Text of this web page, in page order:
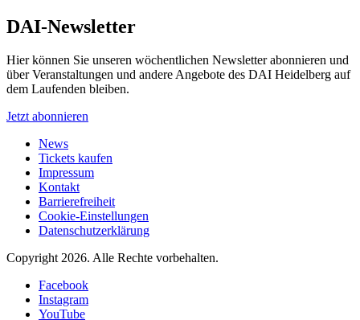
DAI-Newsletter
Hier können Sie unseren wöchentlichen Newsletter abonnieren und
über Veranstaltungen und andere Angebote des DAI Heidelberg auf
dem Laufenden bleiben.
Jetzt abonnieren
News
Tickets kaufen
Impressum
Kontakt
Barrierefreiheit
Cookie-Einstellungen
Datenschutzerklärung
Copyright 2026. Alle Rechte vorbehalten.
Facebook
Instagram
YouTube